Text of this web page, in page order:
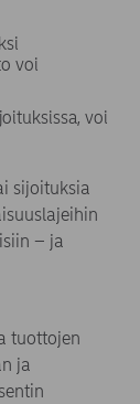
voi
voi
sijoituksia
– ja
tuottojen
ja